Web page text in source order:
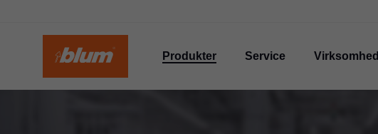
Produkter Service Virksomhed